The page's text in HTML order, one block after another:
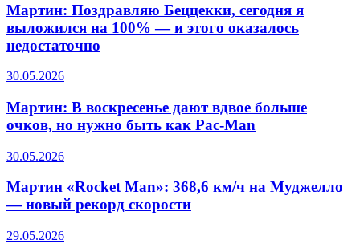
Мартин: Поздравляю Беццекки, сегодня я
выложился на 100% — и этого оказалось
недостаточно
30.05.2026
Мартин: В воскресенье дают вдвое больше
очков, но нужно быть как Pac-Man
30.05.2026
Мартин «Rocket Man»: 368,6 км/ч на Муджелло
— новый рекорд скорости
29.05.2026